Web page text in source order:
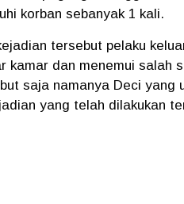
korban sebanyak 1 kali.
tersebut pelaku
kamar dan menemui salah
saja namanya Deci yang
yang telah dilakukan